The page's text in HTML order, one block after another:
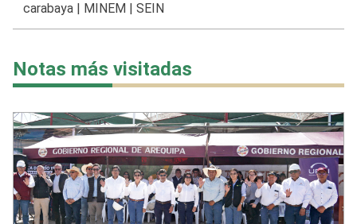
carabaya| MINEM SEIN
Notas más visitadas